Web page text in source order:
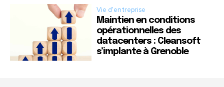
Vie d'entreprise
Maintien en conditions
opérationnelles des
datacenters : Cleansoft
s’implante à Grenoble